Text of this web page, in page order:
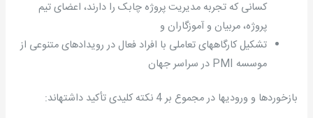
کسانی که تجربه مدیریت پروژه چابک را دارند، اعضای تیم
پروژه، مربیان و آموزگاران و
تشکیل کارگاههای تعاملی با افراد فعال در رویدادهای متنوعی از
موسسه PMI در سراسر جهان
بازخوردها و ورودیها در مجموع بر 4 نکته کلیدی تأکید داشته­اند: